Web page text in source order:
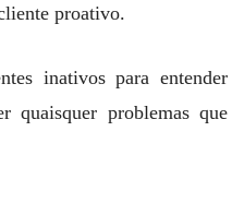
proativo.
inativos para entender
quaisquer problemas que